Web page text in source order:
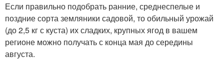
Если правильно подобрать ранние, среднеспелые и
поздние сорта земляники садовой, то обильный урожай
(до 2,5 кг с куста) их сладких, крупных ягод в вашем
регионе можно получать с конца мая до середины
августа.